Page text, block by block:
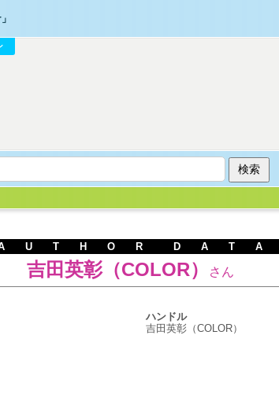
U T H O R D A T A
吉田英彰（COLOR） さん
ハンドル
吉田英彰（COLOR）